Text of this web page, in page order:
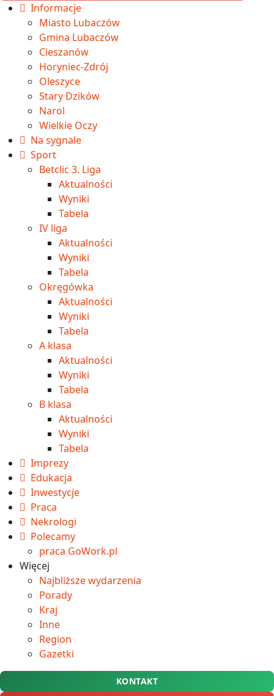
Informacje
Miasto Lubaczów
Gmina Lubaczów
Cieszanów
Horyniec-Zdrój
Oleszyce
Stary Dzików
Narol
Wielkie Oczy
Na sygnale
Sport
Betclic 3. Liga
Aktualności
Wyniki
Tabela
IV liga
Aktualności
Wyniki
Tabela
Okręgówka
Aktualności
Wyniki
Tabela
A klasa
Aktualności
Wyniki
Tabela
B klasa
Aktualności
Wyniki
Tabela
Imprezy
Edukacja
Inwestycje
Praca
Nekrologi
Polecamy
praca GoWork.pl
Więcej
Najbliższe wydarzenia
Porady
Kraj
Inne
Region
Gazetki
KONTAKT